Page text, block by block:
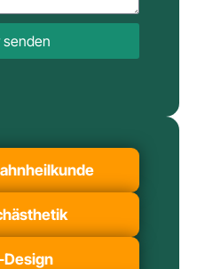
senden
Design